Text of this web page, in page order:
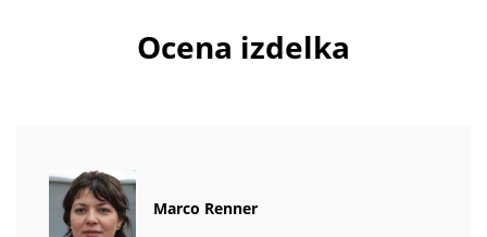
Ocena izdelka
Marco Renner